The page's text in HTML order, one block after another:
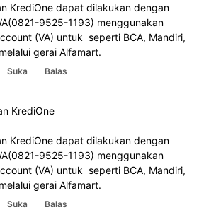
KrediOne dapat dilakukan dengan
9525-1193) menggunakan
(VA) untuk  seperti BCA, Mandiri,
gerai Alfamart.
Suka Balas
KrediOne
KrediOne dapat dilakukan dengan
9525-1193) menggunakan
(VA) untuk  seperti BCA, Mandiri,
gerai Alfamart.
Suka Balas